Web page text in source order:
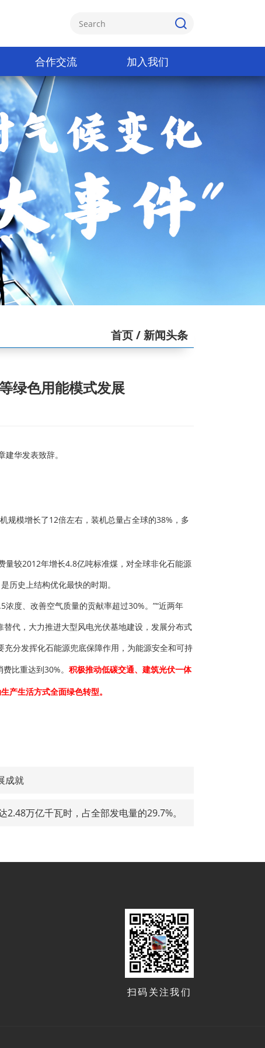
合作交流 加入我们
首页/ 新闻头条
绿色用能模式发展
华发表致辞。
规模增长了12倍左右，装机总量占全球的38%，多
较2012年增长4.8亿吨标准煤，对全球非化石能源
历史上结构优化最快的时期。
度、改善空气质量的贡献率超过30%。”“近两年
代，大力推进大型风电光伏基地建设，发展分布式
分发挥化石能源兜底保障作用，为能源安全和可持
比重达到30%。 积极推动低碳交通、建筑光伏一体
产生活方式全面绿色转型。
成就
万亿千瓦时，占全部发电量的29.7%。
扫码关注我们